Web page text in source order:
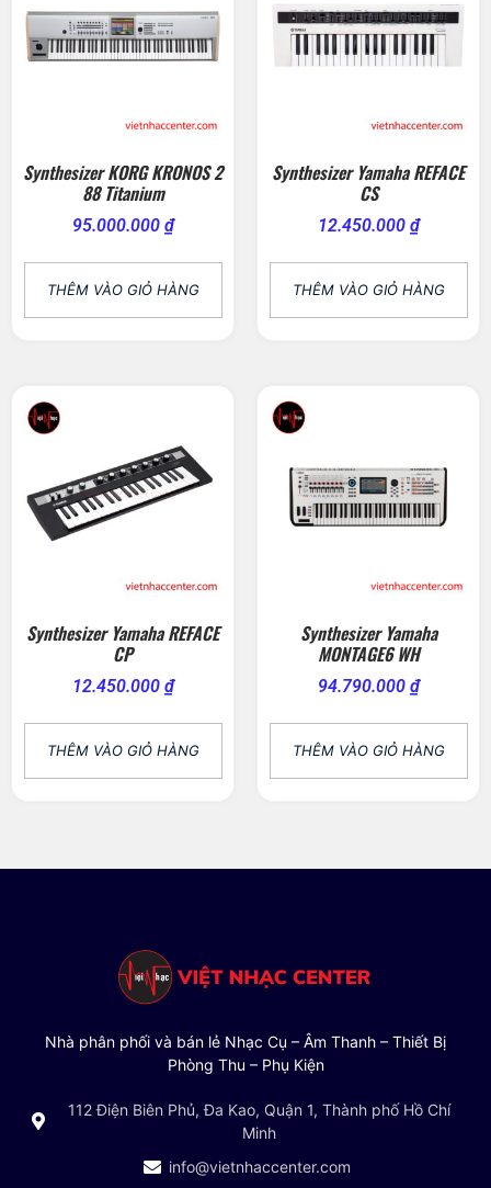
Synthesizer KORG KRONOS 2
88 Titanium
95.000.000 ₫
THÊM VÀO GIỎ HÀNG
Synthesizer Yamaha REFACE
CS
12.450.000 ₫
THÊM VÀO GIỎ HÀNG
Synthesizer Yamaha REFACE
CP
12.450.000 ₫
THÊM VÀO GIỎ HÀNG
Synthesizer Yamaha
MONTAGE6 WH
94.790.000 ₫
THÊM VÀO GIỎ HÀNG
Nhà phân phối và bán lẻ Nhạc Cụ – Âm Thanh – Thiết Bị
Phòng Thu – Phụ Kiện
112 Điện Biên Phủ, Đa Kao, Quận 1, Thành phố Hồ Chí
Minh
info@vietnhaccenter.com